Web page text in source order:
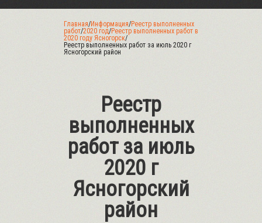
Главная/Информация/Реестр выполненных
работ/2020 год/Реестр выполненных работ в
2020 году Ясногорск/
Реестр выполненных работ за июль 2020 г
Ясногорский район
Реестр
выполненных
работ за июль
2020 г
Ясногорский
район